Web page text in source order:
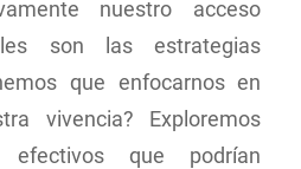
nuestro acceso
son las estrategias
que enfocarnos en
vivencia? Exploremos
efectivos que podrían